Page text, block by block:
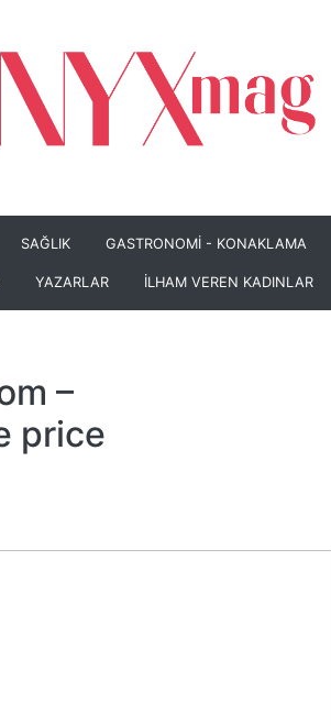
SAĞLIK GASTRONOMİ - KONAKLAMA
YAZARLAR İLHAM VEREN KADINLAR
–
price